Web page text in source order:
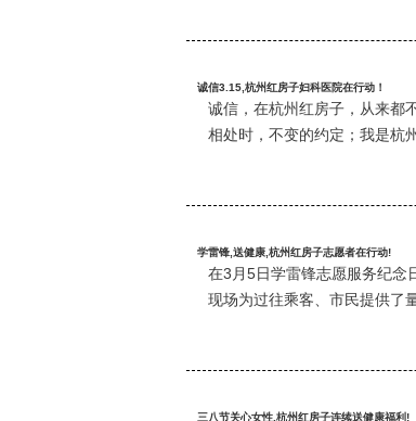
诚信3.15,杭州红房子妇科医院在行动！
诚信，在杭州红房子，从来都
相处时，不变的约定；我是杭
学雷锋,送健康,杭州红房子志愿者在行动!
在3月5日学雷锋志愿服务纪念
现场为过往乘客、市民提供了
三八节关心女性,杭州红房子连续送健康福利!